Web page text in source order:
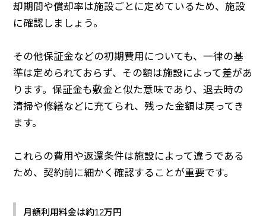
却期間や償却率は施設ごとに定めているため、施設
に確認しましょう。
その他保証金などの初期費用についても、一律の基
準は定められておらず、その額は施設によって差があ
ります。保証金も敷金と似た意味であり、退去時の
清掃や修繕などに充てられ、残った金額は戻ってき
ます。
これらの費用や返還条件は施設によって違うである
ため、契約前に細かく確認することが重要です。
月額利用料金は約12万円